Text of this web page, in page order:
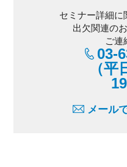
セミナー詳細に
出欠関連の
ご連
03-
（平
メール